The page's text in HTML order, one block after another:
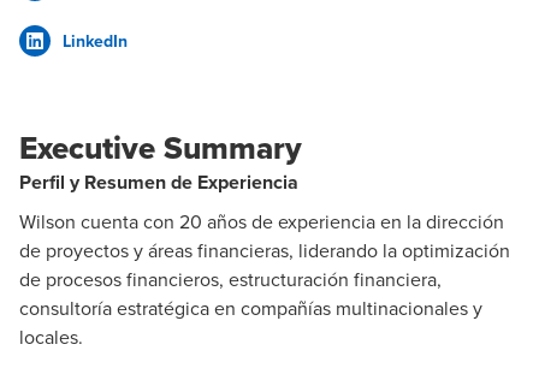
LinkedIn
Executive Summary
Perfil y Resumen de Experiencia
Wilson cuenta con 20 años de experiencia en la dirección
de proyectos y áreas financieras, liderando la optimización
de procesos financieros, estructuración financiera,
consultoría estratégica en compañías multinacionales y
locales.